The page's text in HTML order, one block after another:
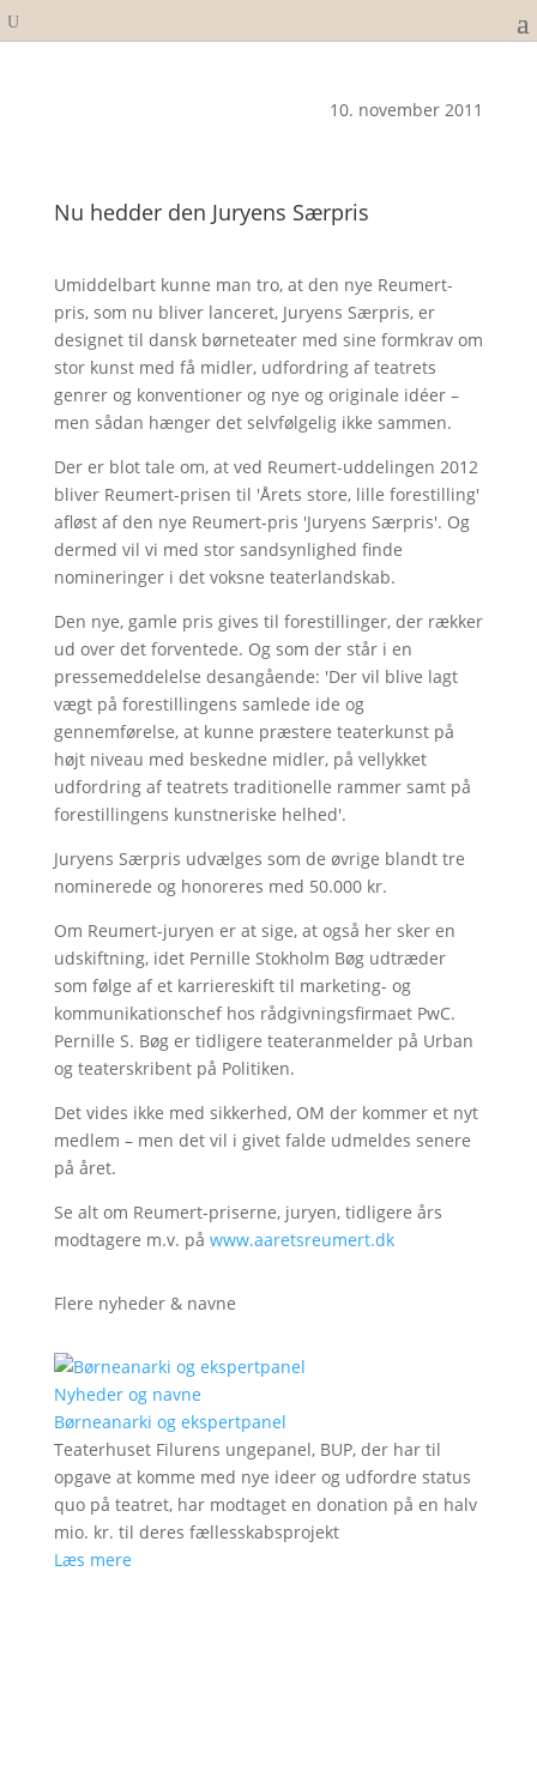
10. november 2011
Nu hedder den Juryens Særpris
Umiddelbart kunne man tro, at den nye Reumert-
pris, som nu bliver lanceret, Juryens Særpris, er
designet til dansk børneteater med sine formkrav om
stor kunst med få midler, udfordring af teatrets
genrer og konventioner og nye og originale idéer –
men sådan hænger det selvfølgelig ikke sammen.
Der er blot tale om, at ved Reumert-uddelingen 2012
bliver Reumert-prisen til 'Årets store, lille forestilling'
afløst af den nye Reumert-pris 'Juryens Særpris'. Og
dermed vil vi med stor sandsynlighed finde
nomineringer i det voksne teaterlandskab.
Den nye, gamle pris gives til forestillinger, der rækker
ud over det forventede. Og som der står i en
pressemeddelelse desangående: 'Der vil blive lagt
vægt på forestillingens samlede ide og
gennemførelse, at kunne præstere teaterkunst på
højt niveau med beskedne midler, på vellykket
udfordring af teatrets traditionelle rammer samt på
forestillingens kunstneriske helhed'.
Juryens Særpris udvælges som de øvrige blandt tre
nominerede og honoreres med 50.000 kr.
Om Reumert-juryen er at sige, at også her sker en
udskiftning, idet Pernille Stokholm Bøg udtræder
som følge af et karriereskift til marketing- og
kommunikationschef hos rådgivningsfirmaet PwC.
Pernille S. Bøg er tidligere teateranmelder på Urban
og teaterskribent på Politiken.
Det vides ikke med sikkerhed, OM der kommer et nyt
medlem – men det vil i givet falde udmeldes senere
på året.
Se alt om Reumert-priserne, juryen, tidligere års
modtagere m.v. på www.aaretsreumert.dk
Flere nyheder & navne
Nyheder og navne
Børneanarki og ekspertpanel
Teaterhuset Filurens ungepanel, BUP, der har til
opgave at komme med nye ideer og udfordre status
quo på teatret, har modtaget en donation på en halv
mio. kr. til deres fællesskabsprojekt
Læs mere